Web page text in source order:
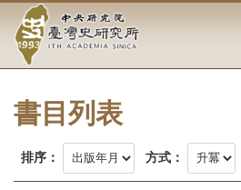
要
中
央
研
究
院-
書目列表
排序： 方式：